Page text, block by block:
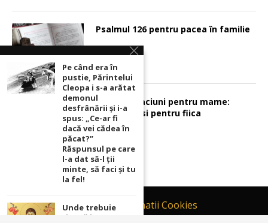
Psalmul 126 pentru pacea în familie
Sunt 2 rugaciuni pentru mame:
pentru fiu si pentru fiica
Contact
Informatii Cookies
Pe când era în
pustie, Părintelui
Cleopa i s-a arătat
demonul
desfrânării şi i-a
spus: „Ce-ar fi
dacă vei cădea în
păcat?”
Răspunsul pe care
l-a dat să-l ții
minte, să faci și tu
la fel!
Unde trebuie
ținută icoana cu